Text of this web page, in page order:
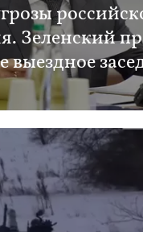
Зеленский
выездное